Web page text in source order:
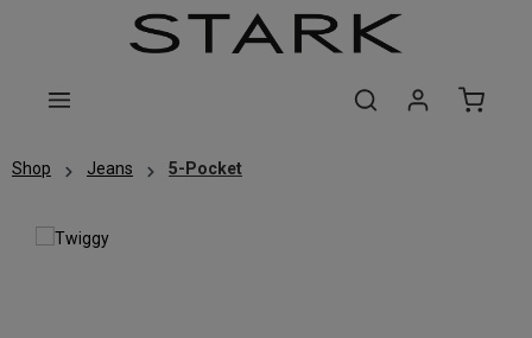
Zum Hauptinhalt springen
Shop Jeans 5-Pocket